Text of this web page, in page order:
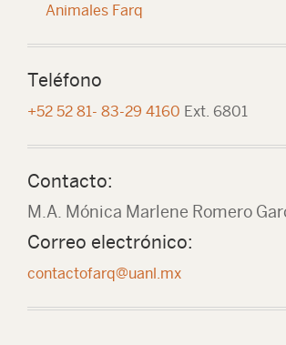
Animales Farq
Teléfono
+52 52 81- 83-29 4160 Ext. 6801
Contacto:
M.A. Mónica Marlene Romero
Correo electrónico:
contactofarq@uanl.mx